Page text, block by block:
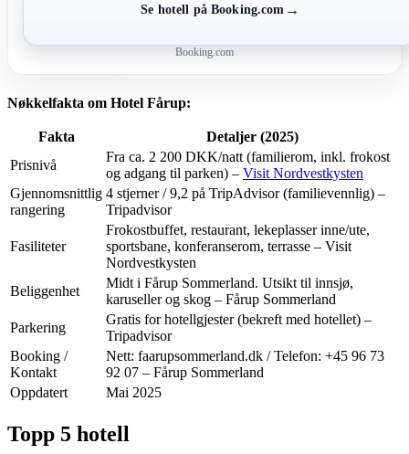
Se hotell på Booking.com →
Booking.com
Nøkkelfakta om Hotel Fårup:
Fakta
Detaljer (2025)
Prisnivå
Fra ca. 2 200 DKK/natt (familierom, inkl. frokost
og adgang til parken) – Visit Nordvestkysten
Gjennomsnittlig
rangering
4 stjerner / 9,2 på TripAdvisor (familievennlig) –
Tripadvisor
Fasiliteter
Frokostbuffet, restaurant, lekeplasser inne/ute,
sportsbane, konferanserom, terrasse – Visit
Nordvestkysten
Beliggenhet
Midt i Fårup Sommerland. Utsikt til innsjø,
karuseller og skog – Fårup Sommerland
Parkering
Gratis for hotellgjester (bekreft med hotellet) –
Tripadvisor
Booking /
Kontakt
Nett: faarupsommerland.dk / Telefon: +45 96 73
92 07 – Fårup Sommerland
Oppdatert
Mai 2025
Topp 5 hotell